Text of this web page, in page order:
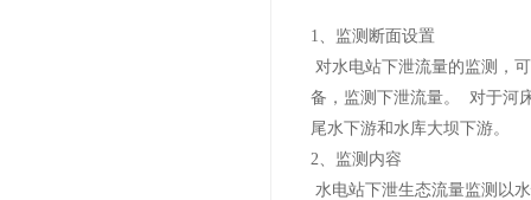
1、监测断面设置
对水电站下泄流量的监测，
备，监测下泄流量。
对于河
尾水下游和水库大坝下游。
2、监测内容
水电站下泄生态流量监测以